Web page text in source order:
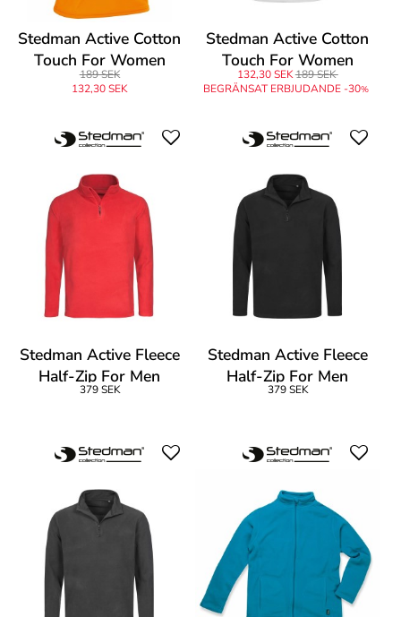
Stedman Active Cotton
Touch For Women
189 SEK
132,30 SEK
Stedman Active Cotton
Touch For Women
132,30 SEK189 SEK
BEGRÄNSAT ERBJUDANDE -30%
Stedman Active Fleece
Half-Zip For Men
379 SEK
Stedman Active Fleece
Half-Zip For Men
379 SEK